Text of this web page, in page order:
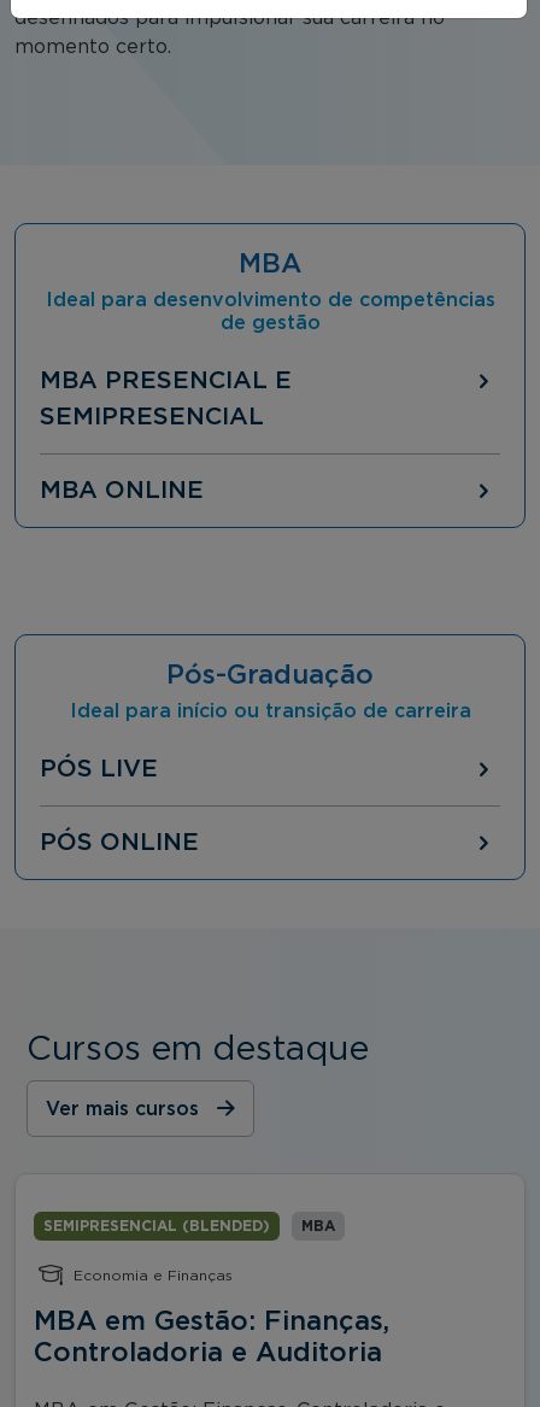
desenhados para impulsionar sua carreira no
momento certo.
MBA
Ideal para desenvolvimento de competências
de gestão
MBA PRESENCIAL E
SEMIPRESENCIAL
MBA ONLINE
Pós-Graduação
Ideal para início ou transição de carreira
PÓS LIVE
PÓS ONLINE
Cursos em destaque
Ver mais cursos
SEMIPRESENCIAL (BLENDED) MBA
Economia e Finanças
MBA em Gestão: Finanças,
Controladoria e Auditoria